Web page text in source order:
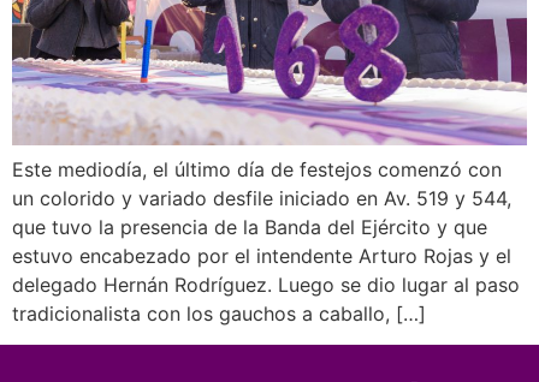
Este mediodía, el último día de festejos comenzó con
un colorido y variado desfile iniciado en Av. 519 y 544,
que tuvo la presencia de la Banda del Ejército y que
estuvo encabezado por el intendente Arturo Rojas y el
delegado Hernán Rodríguez. Luego se dio lugar al paso
tradicionalista con los gauchos a caballo, […]